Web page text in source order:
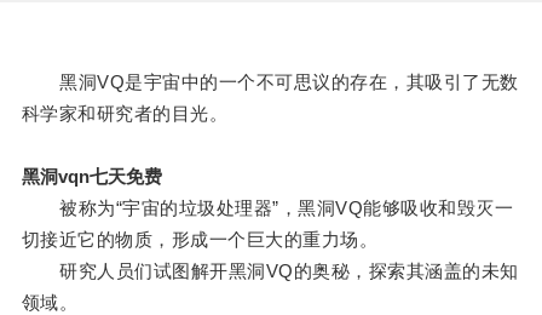
黑洞VQ是宇宙中的一个不可思议的存在，其吸引了无数
科学家和研究者的目光。
黑洞vqn七天免费
被称为“宇宙的垃圾处理器”，黑洞VQ能够吸收和毁灭一
切接近它的物质，形成一个巨大的重力场。
研究人员们试图解开黑洞VQ的奥秘，探索其涵盖的未知
领域。